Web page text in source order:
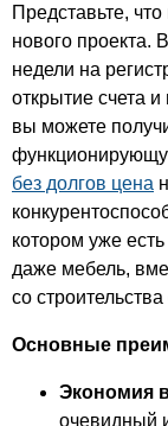
Представьте,
нового проекта.
недели на
открытие счета
вы можете
без долгов цена
котором уже
даже мебель,
со
Основные
Экономия
очевидный